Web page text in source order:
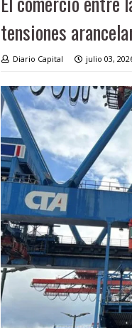
tensiones
Diario Capital julio 03,